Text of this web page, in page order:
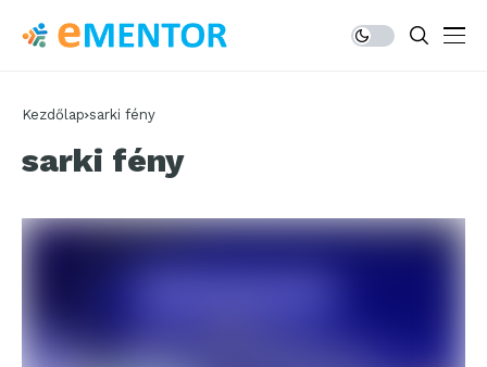
Kezdőlap sarki fény
sarki fény